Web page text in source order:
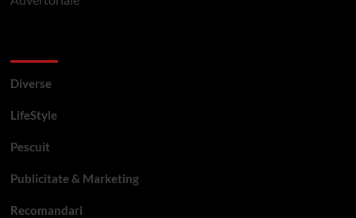
Diverse
LifeStyle
Pescuit
Publicitate & Marketing
Recomandari